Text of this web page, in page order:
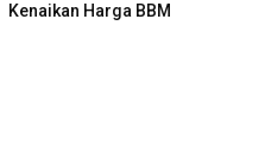
Kenaikan Harga BBM